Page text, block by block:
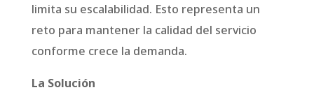
limita su escalabilidad. Esto representa un
reto para mantener la calidad del servicio
conforme crece la demanda.
La Solución